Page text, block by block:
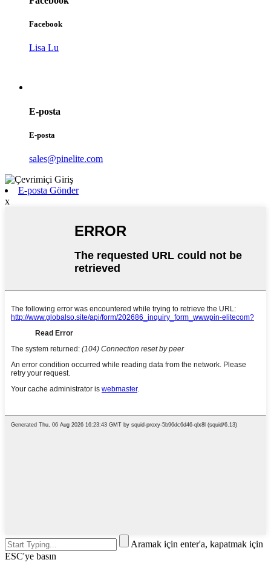
Facebook
Lisa Lu
E-posta
E-posta
sales@pinelite.com
E-posta Gönder
x
Aramak için enter'a, kapatmak için
ESC'ye basın